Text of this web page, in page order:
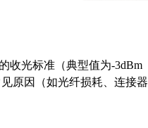
收光标准（典型值为-3dBm
原因（如光纤损耗、连接器